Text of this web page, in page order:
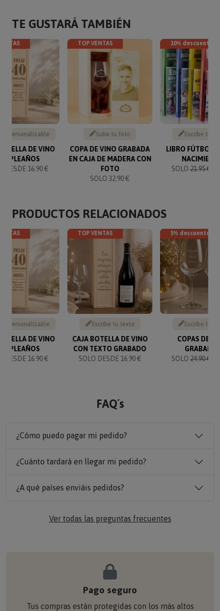
TE GUSTARÁ TAMBIÉN
personalizable
DE VINO
DESDE 16.90 €
TOP VENTAS
Sube tu foto
COPA DE VINO GRABADA
EN CAJA DE MADERA CON
FOTO
SOLO 32.90 €
10% descuento
Escribe tu
LIBRO FÚTBOL
SOLO21.95 €
PRODUCTOS RELACIONADOS
personalizable
DE VINO
DESDE 16.90 €
TOP VENTAS
Escribe tu texto
CAJA BOTELLA DE VINO
CON TEXTO GRABADO
SOLO DESDE 16.90 €
5% descuento
Escribe tu
COPAS DE
SOLO24.90 €
FAQ´s
¿Cómo puedo pagar mi pedido?
¿Cuánto tardará en llegar mi pedido?
¿A qué países enviáis pedidos?
Ver todas las preguntas frecuentes
Pago seguro
Tus compras están protegidas con los más altos